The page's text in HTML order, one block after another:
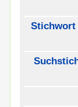
Stichwort